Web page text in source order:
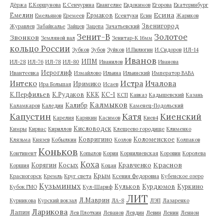
Дёржа Е.Коршунова Е.Сенчурина Евангелие Евдокимов Егорова Екатеринбург
Емелин Емельянов Еремеев Ермаков Есентуки Есин Есина Жариков
Журавлев Забайкалье Зайцев Зацепа Зачатьевский Звенигород
Звонков Земляной вал Зенит-В Зенитар-К 16мм Золотое
кольцо России Зубков Зубов Зуйков И.Пилюгин И.Сидоров ИЛ-14
ИЛ-28 ИЛ-76 ИЛ-78 ИЛ-80 ИПМ Иванилов Иванов Иванова
Ивантеевка Иероглиф Измайлово Ильина Ильинский Император ВАВА
Интеко Ира Большая Иримико Исаев Истра Ичалова
К.Перфильев К.Рудаков ККК КС-1 КСП Кавказ Кадышевский Казань
Каламкаров Каледин Калибр Калмыков Каменец-Подольский
Капустин Карелия Карякин Касимов Катя Киев4 Киенский
Кимры Кирвас Кириллов Кисловодск Клещеево городище Клименко
Клязьма Князев Кобылкин Ковригино Козлов Коломенское Колпаков
Континент Коньков Копылов Корин Корнилиевская Коровин Королева
Коршия Корягин Косых Коха Коцан Кравченко Краснов
Красногорск Кремль Круг света Крым Ксения Федоровна Кубенское озеро
Кубок ГМО Кузьминых Кул-Шариф Кульков Курдюмов Куркино
Курникова Курский вокзал Л.Маврин ЛА-8 ЛИТ ЛЭП Лазаренко
Лапин Ларикова Лев Плоткин Леванов Левдин Левин Ленин Леннон